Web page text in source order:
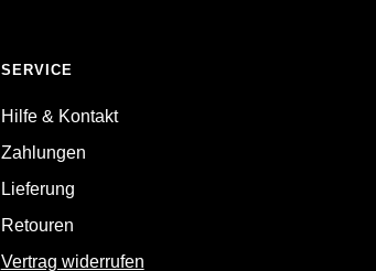
SERVICE
Hilfe & Kontakt
Zahlungen
Lieferung
Retouren
Vertrag widerrufen